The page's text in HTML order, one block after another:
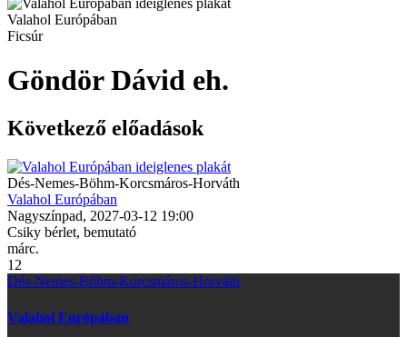
Valahol Európában
Ficsúr
Göndör Dávid eh.
Következő előadások
Dés-Nemes-Böhm-Korcsmáros-Horváth
Valahol Európában
Nagyszínpad, 2027-03-12 19:00
Csiky bérlet, bemutató
márc.
12
Dés-Nemes-Böhm-Korcsmáros-Horváth
Valahol Európában